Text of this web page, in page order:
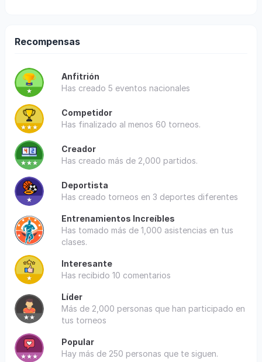
Recompensas
Anfitrión
Has creado 5 eventos nacionales
Competidor
Has finalizado al menos 60 torneos.
Creador
Has creado más de 2,000 partidos.
Deportista
Has creado torneos en 3 deportes diferentes
Entrenamientos Increíbles
Has tomado más de 1,000 asistencias en tus
clases.
Interesante
Has recibido 10 comentarios
Líder
Más de 2,000 personas que han participado en
tus torneos
Popular
Hay más de 250 personas que te siguen.